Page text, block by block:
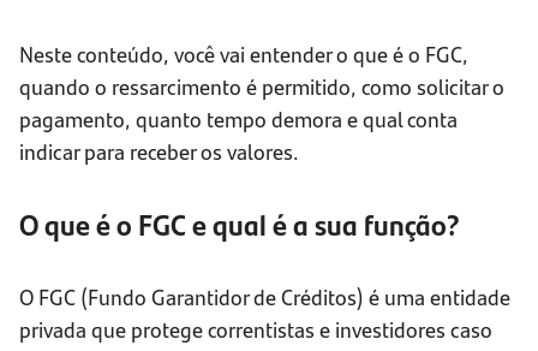
Neste conteúdo, você vai entender o que é o FGC,
quando o ressarcimento é permitido, como solicitar o
pagamento, quanto tempo demora e qual conta
indicar para receber os valores.
O que é o FGC e qual é a sua função?
O FGC (Fundo Garantidor de Créditos) é uma entidade
privada que protege correntistas e investidores caso